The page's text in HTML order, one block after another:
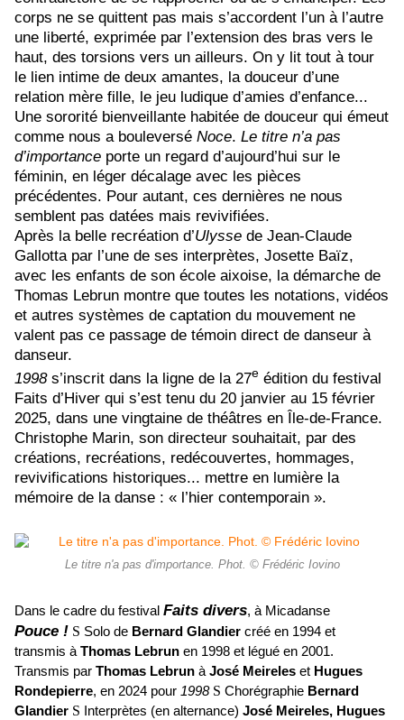
corps ne se quittent pas mais s’accordent l’un à l’autre
une liberté, exprimée par l’extension des bras vers le
haut, des torsions vers un ailleurs. On y lit tout à tour
le lien intime de deux amantes, la douceur d’une
relation mère fille, le jeu ludique d’amies d’enfance...
Une sororité bienveillante habitée de douceur qui émeut
comme nous a bouleversé Noce. Le titre n’a pas
d’importance porte un regard d’aujourd’hui sur le
féminin, en léger décalage avec les pièces
précédentes. Pour autant, ces dernières ne nous
semblent pas datées mais revivifiées.
Après la belle recréation d’Ulysse de Jean-Claude
Gallotta par l’une de ses interprètes, Josette Baïz,
avec les enfants de son école aixoise, la démarche de
Thomas Lebrun montre que toutes les notations, vidéos
et autres systèmes de captation du mouvement ne
valent pas ce passage de témoin direct de danseur à
danseur.
1998 s’inscrit dans la ligne de la 27e édition du festival
Faits d’Hiver qui s’est tenu du 20 janvier au 15 février
2025, dans une vingtaine de théâtres en Île-de-France.
Christophe Marin, son directeur souhaitait, par des
créations, recréations, redécouvertes, hommages,
revivifications historiques... mettre en lumière la
mémoire de la danse : « l’hier contemporain ».
Le titre n'a pas d'importance. Phot. © Frédéric Iovino
Dans le cadre du festival Faits divers, à Micadanse
Pouce ! S Solo de Bernard Glandier créé en 1994 et
transmis à Thomas Lebrun en 1998 et légué en 2001.
Transmis par Thomas Lebrun à José Meireles et Hugues
Rondepierre, en 2024 pour 1998 S Chorégraphie Bernard
Glandier S Interprètes (en alternance) José Meireles, Hugues